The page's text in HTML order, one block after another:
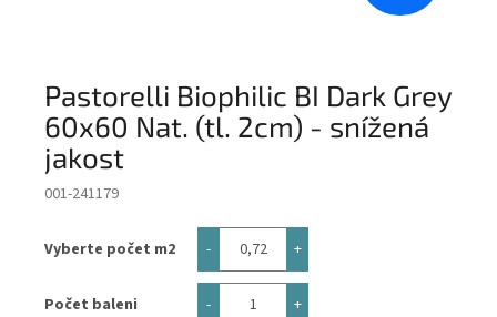
Pastorelli Biophilic BI Dark Grey
60x60 Nat. (tl. 2cm) - snížená
jakost
001-241179
Vyberte počet m2
Počet baleni